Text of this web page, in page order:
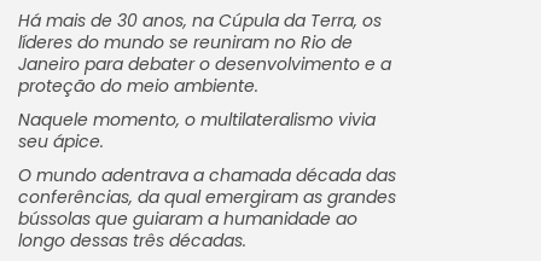
Há mais de 30 anos, na Cúpula da Terra, os
líderes do mundo se reuniram no Rio de
Janeiro para debater o desenvolvimento e a
proteção do meio ambiente.
Naquele momento, o multilateralismo vivia
seu ápice.
O mundo adentrava a chamada década das
conferências, da qual emergiram as grandes
bússolas que guiaram a humanidade ao
longo dessas três décadas.